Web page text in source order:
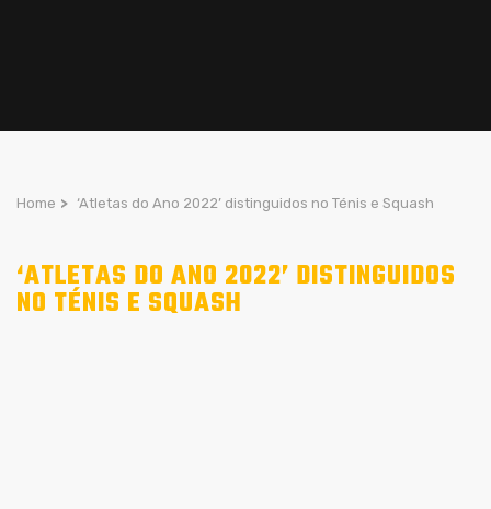
Home > ‘Atletas do Ano 2022’ distinguidos no Ténis e Squash
‘ATLETAS DO ANO 2022’ DISTINGUIDOS
NO TÉNIS E SQUASH